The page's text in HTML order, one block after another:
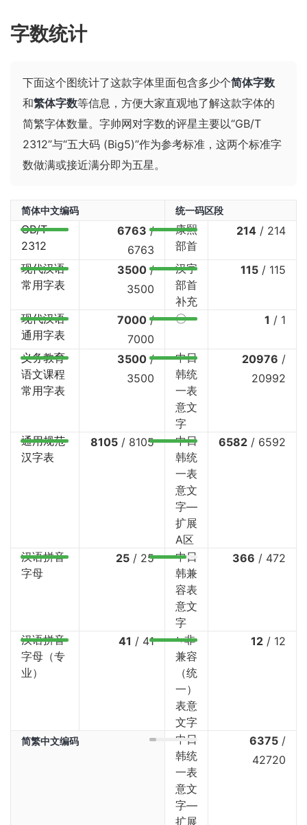
字数统计
下面这个图统计了这款字体里面包含多少个简体字数
和繁体字数等信息，方便大家直观地了解这款字体的
简繁字体数量。字帅网对字数的评星主要以“GB/T
2312”与“五大码 (Big5)”作为参考标准，这两个标准字
数做满或接近满分即为五星。
简体中文编码 统一码区段
GB/T
2312
6763 /
6763
康熙
部首
214 / 214
现代汉语
常用字表
3500 /
3500
汉字
部首
补充
115 / 115
现代汉语
通用字表
7000 /
7000
〇 1 / 1
义务教育
语文课程
常用字表
3500 /
3500
中日
韩统
一表
意文
字
20976 /
20992
通用规范
汉字表
8105 / 8105
中日
韩统
一表
意文
字—
扩展
A区
6582 / 6592
汉语拼音
字母
25 / 25
中日
韩兼
容表
意文
字
366 / 472
汉语拼音
字母（专
业）
41 / 41
⤷非
兼容
（统
一）
表意
文字
12 / 12
简繁中文编码
中日
韩统
一表
意文
字—
扩展
6375 /
42720